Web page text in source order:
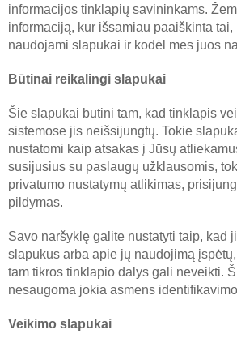
informacijos tinklapių savininkams.
informaciją, kur išsamiau paaiškinta tai,
naudojami slapukai ir kodėl mes juos
Būtinai reikalingi slapukai
Šie slapukai būtini tam, kad tinklapis
sistemose jis neišsijungtų. Tokie
nustatomi kaip atsakas į Jūsų
susijusius su paslaugų užklausomis,
privatumo nustatymų atlikimas,
pildymas.
Savo naršyklę galite nustatyti taip, kad
slapukus arba apie jų naudojimą
tam tikros tinklapio dalys gali neveikti.
nesaugoma jokia asmens
Veikimo slapukai